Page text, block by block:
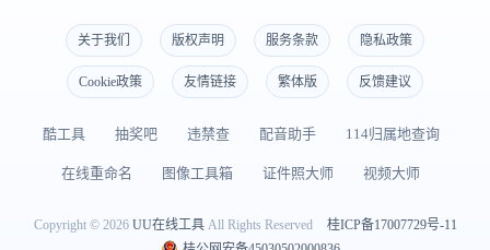
关于我们 版权声明 服务条款 隐私政策
Cookie政策 友情链接 繁体版 反馈建议
酷工具 抽奖吧 违禁查 配音助手 114归属地查询
在线重命名 图像工具箱 证件照大师 视频大师
Copyright © 2026 UU在线工具All Rights Reserved
桂ICP备17007729号-11